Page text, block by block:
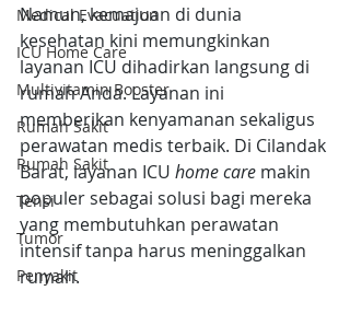
Medical Evacuation
ICU Home Care
Multivitamin Booster
Rumah Sakit
Rumah Sakit
Tensi
Tumor
Penyakit
Namun, kemajuan di dunia
kesehatan kini memungkinkan
layanan ICU dihadirkan langsung di
rumah Anda. Layanan ini
memberikan kenyamanan sekaligus
perawatan medis terbaik. Di Cilandak
Barat, layanan ICU home care makin
populer sebagai solusi bagi mereka
yang membutuhkan perawatan
intensif tanpa harus meninggalkan
rumah.